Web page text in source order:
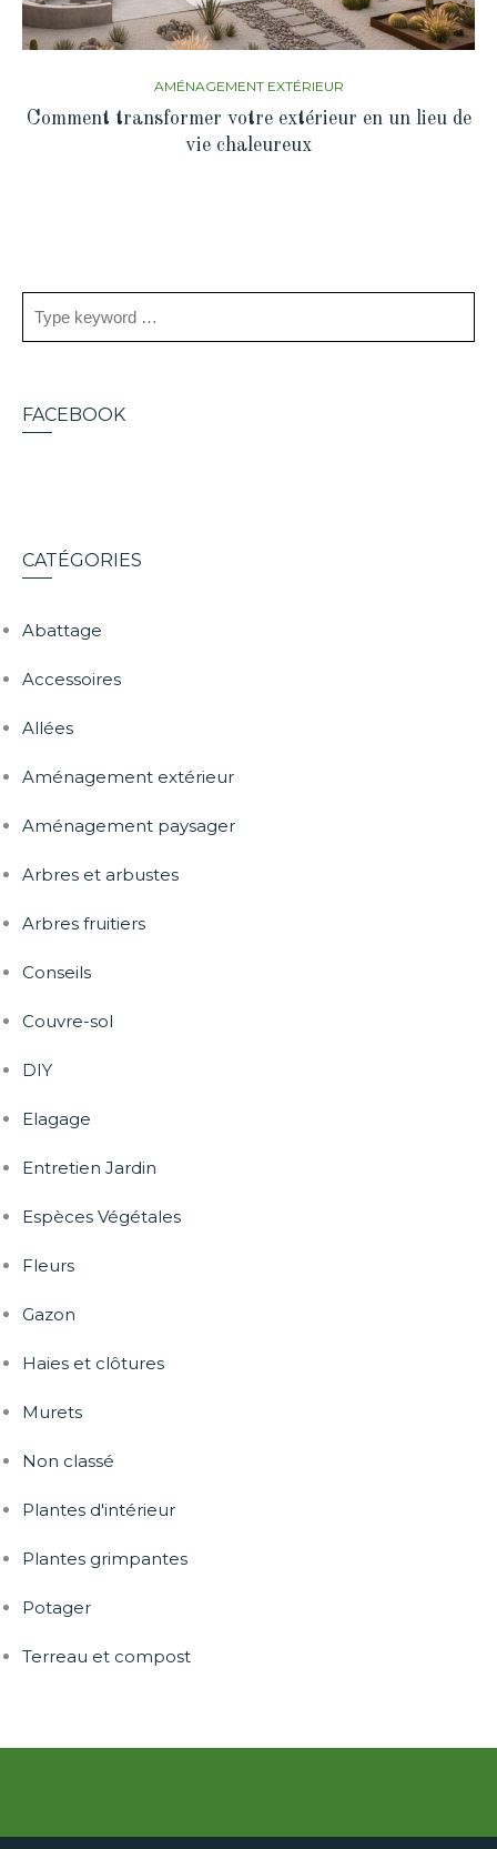
AMÉNAGEMENT EXTÉRIEUR
Comment transformer votre extérieur en un lieu de
vie chaleureux
FACEBOOK
CATÉGORIES
Abattage
Accessoires
Allées
Aménagement extérieur
Aménagement paysager
Arbres et arbustes
Arbres fruitiers
Conseils
Couvre-sol
DIY
Elagage
Entretien Jardin
Espèces Végétales
Fleurs
Gazon
Haies et clôtures
Murets
Non classé
Plantes d'intérieur
Plantes grimpantes
Potager
Terreau et compost